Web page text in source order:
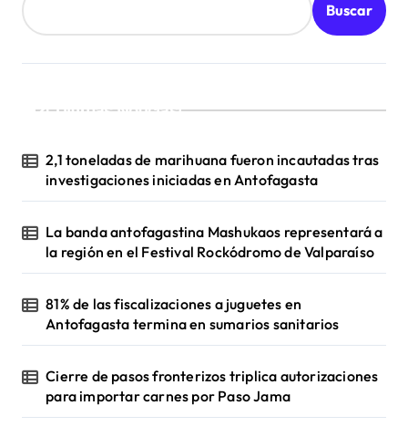
d
a
Buscar
¡Ultimas Noticias!
2,1 toneladas de marihuana fueron incautadas tras
investigaciones iniciadas en Antofagasta
La banda antofagastina Mashukaos representará a
la región en el Festival Rockódromo de Valparaíso
81% de las fiscalizaciones a juguetes en
Antofagasta termina en sumarios sanitarios
Cierre de pasos fronterizos triplica autorizaciones
para importar carnes por Paso Jama